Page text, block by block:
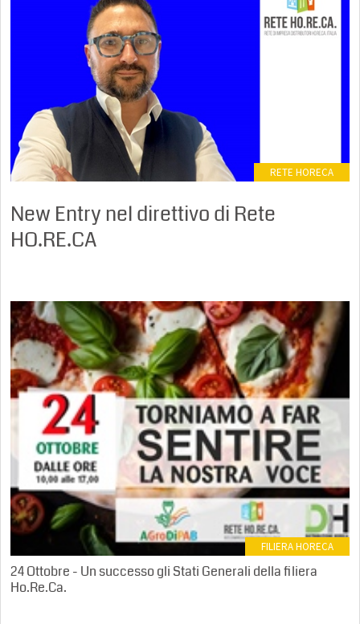
RETE HORECA
New Entry nel direttivo di Rete
HO.RE.CA
FILIERA HORECA
24 Ottobre - Un successo gli Stati Generali della filiera
Ho.Re.Ca.